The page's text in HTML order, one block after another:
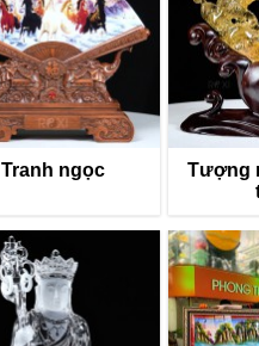
Tranh ngọc
Tượng